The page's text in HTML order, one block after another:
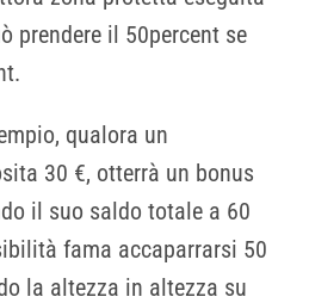
prendere il 50percent se
qualora un
30 €, otterrà un bonus
il suo saldo totale a 60
fama accaparrarsi 50
la altezza in altezza su